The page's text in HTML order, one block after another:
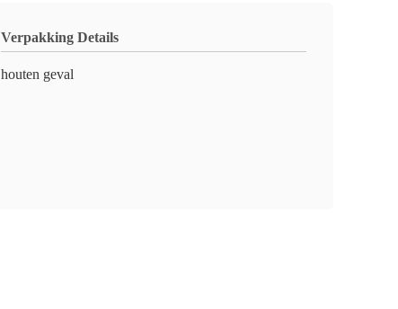
Verpakking Details
houten geval